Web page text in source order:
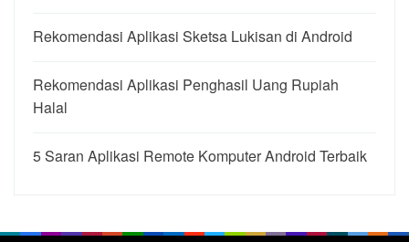
Rekomendasi Aplikasi Sketsa Lukisan di Android
Rekomendasi Aplikasi Penghasil Uang Rupiah
Halal
5 Saran Aplikasi Remote Komputer Android Terbaik